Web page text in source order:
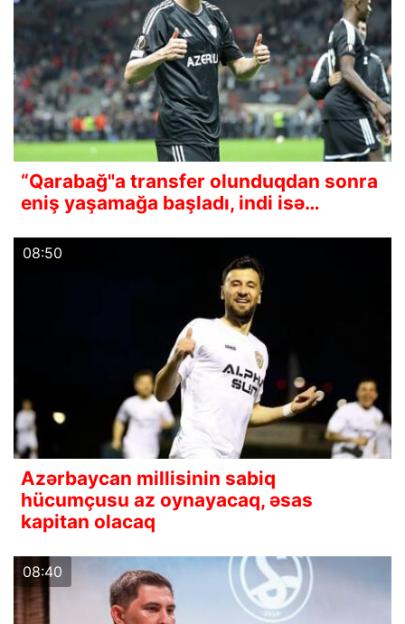
“Qarabağ"a transfer olunduqdan sonra
eniş yaşamağa başladı, indi isə…
08:50
Azərbaycan millisinin sabiq
hücumçusu az oynayacaq, əsas
kapitan olacaq
08:40